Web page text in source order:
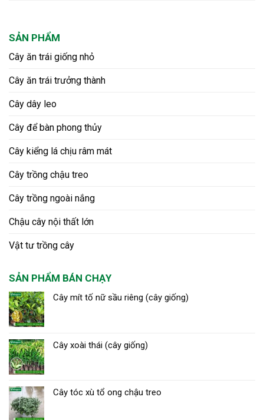
SẢN PHẨM
Cây ăn trái giống nhỏ
Cây ăn trái trưởng thành
Cây dây leo
Cây để bàn phong thủy
Cây kiểng lá chịu râm mát
Cây trồng chậu treo
Cây trồng ngoài nắng
Chậu cây nội thất lớn
Vật tư trồng cây
SẢN PHẨM BÁN CHẠY
Cây mít tố nữ sầu riêng (cây giống)
Cây xoài thái (cây giống)
Cây tóc xù tổ ong chậu treo